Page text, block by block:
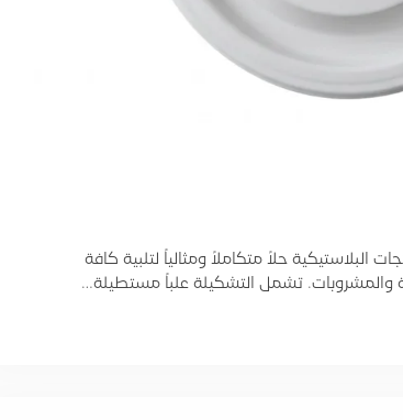
حلاً متكاملاً ومثالياً لتلبية كافة
والمشروبات. تشمل التشكيلة علباً مستطيلة…